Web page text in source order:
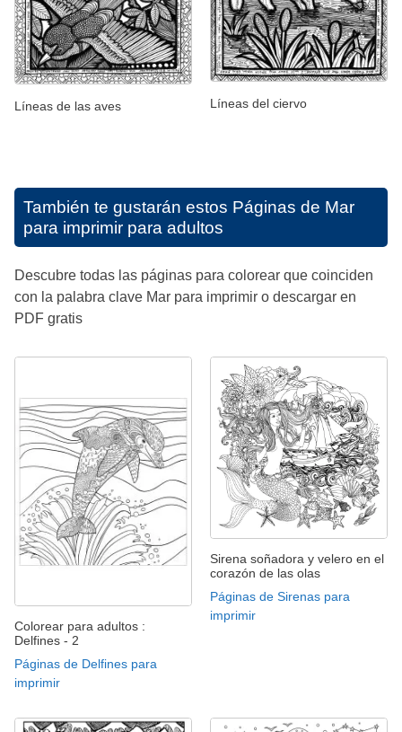
Líneas de las aves Líneas del ciervo
También te gustarán estos Páginas de Mar
para imprimir para adultos
Descubre todas las páginas para colorear que coinciden
con la palabra clave Mar para imprimir o descargar en
PDF gratis
Colorear para adultos :
Delfines - 2
Páginas de Delfines para
imprimir
Sirena soñadora y velero en el
corazón de las olas
Páginas de Sirenas para
imprimir